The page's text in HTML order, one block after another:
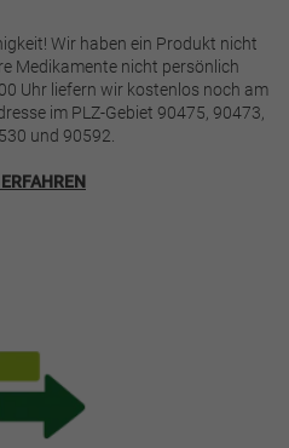
Wir haben ein Produkt nicht
Medikamente nicht persönlich
Uhr liefern wir kostenlos noch am
im PLZ-Gebiet 90475, 90473,
und 90592.